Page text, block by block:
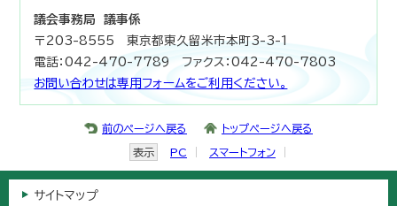
議会事務局 議事係
〒203-8555 東京都東久留米市本町3-3-1
電話：042-470-7789 ファクス：042-470-7803
お問い合わせは専用フォームをご利用ください。
前のページへ戻る トップページへ戻る
表示 PC スマートフォン
サイトマップ